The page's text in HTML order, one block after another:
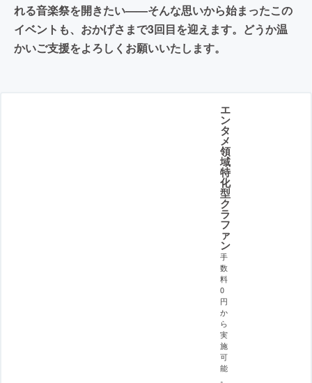
れる音楽祭を開きたい——そんな思いから始まったこの
イベントも、おかげさまで3回目を迎えます。どうか温
かいご支援をよろしくお願いいたします。
エ
ン
タ
メ
領
域
特
化
型
ク
ラ
フ
ァ
ン
手
数
料
0
円
か
ら
実
施
可
能